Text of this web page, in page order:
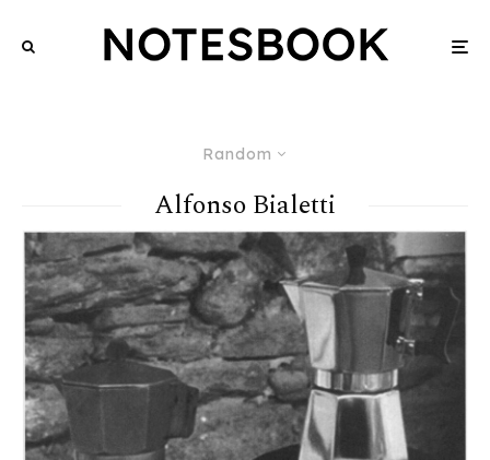
Random
Alfonso Bialetti